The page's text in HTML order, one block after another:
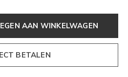
AAN WINKELWAGEN
BETALEN